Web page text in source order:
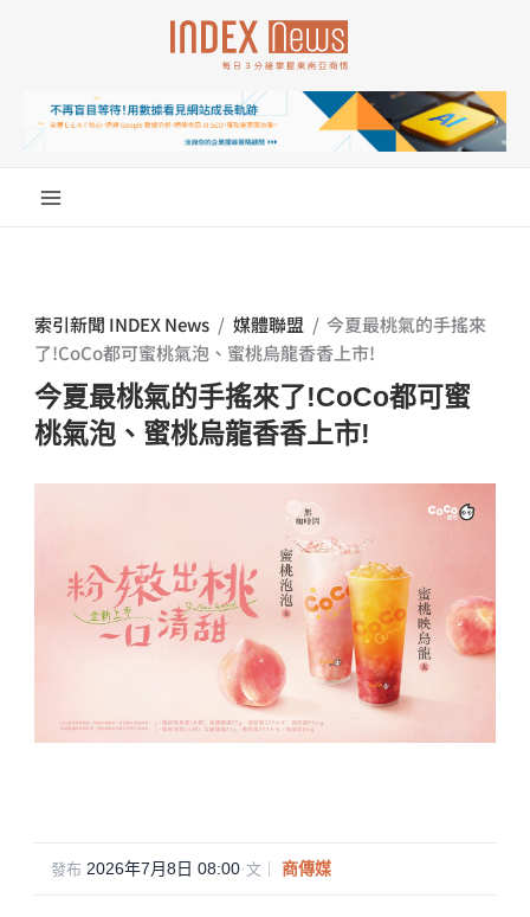
索引新聞 INDEX News / 媒體聯盟 / 今夏最桃氣的手搖來
了!CoCo都可蜜桃氣泡、蜜桃烏龍香香上市!
今夏最桃氣的手搖來了!CoCo都可蜜
桃氣泡、蜜桃烏龍香香上市!
發布 2026年7月8日 08:00·文｜ 商傳媒